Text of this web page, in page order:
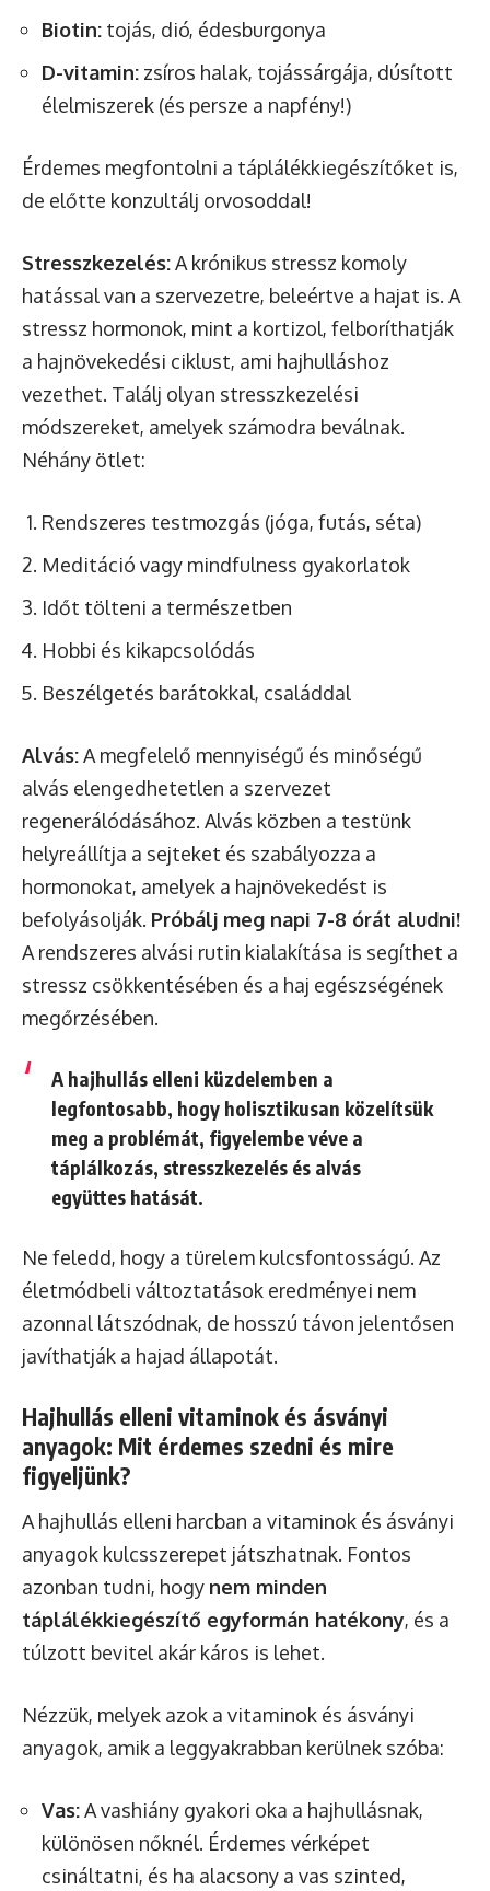
Biotin: tojás, dió, édesburgonya
D-vitamin: zsíros halak, tojássárgája, dúsított
élelmiszerek (és persze a napfény!)
Érdemes megfontolni a táplálékkiegészítőket is,
de előtte konzultálj orvosoddal!
Stresszkezelés:A krónikus stressz komoly
hatással van a szervezetre, beleértve a hajat is. A
stressz hormonok, mint a kortizol, felboríthatják
a hajnövekedési ciklust, ami hajhulláshoz
vezethet. Találj olyan stresszkezelési
módszereket, amelyek számodra beválnak.
Néhány ötlet:
Rendszeres testmozgás (jóga, futás, séta)
Meditáció vagy mindfulness gyakorlatok
Időt tölteni a természetben
Hobbi és kikapcsolódás
Beszélgetés barátokkal, családdal
Alvás:A megfelelő mennyiségű és minőségű
alvás elengedhetetlen a szervezet
regenerálódásához. Alvás közben a testünk
helyreállítja a sejteket és szabályozza a
hormonokat, amelyek a hajnövekedést is
befolyásolják. Próbálj meg napi 7-8 órát aludni!
A rendszeres alvási rutin kialakítása is segíthet a
stressz csökkentésében és a haj egészségének
megőrzésében.
A hajhullás elleni küzdelemben a
legfontosabb, hogy holisztikusan közelítsük
meg a problémát, figyelembe véve a
táplálkozás, stresszkezelés és alvás
együttes hatását.
Ne feledd, hogy a türelem kulcsfontosságú. Az
életmódbeli változtatások eredményei nem
azonnal látszódnak, de hosszú távon jelentősen
javíthatják a hajad állapotát.
Hajhullás elleni vitaminok és ásványi
anyagok: Mit érdemes szedni és mire
figyeljünk?
A hajhullás elleni harcban a vitaminok és ásványi
anyagok kulcsszerepet játszhatnak. Fontos
azonban tudni, hogy nem minden
táplálékkiegészítő egyformán hatékony, és a
túlzott bevitel akár káros is lehet.
Nézzük, melyek azok a vitaminok és ásványi
anyagok, amik a leggyakrabban kerülnek szóba:
Vas:A vashiány gyakori oka a hajhullásnak,
különösen nőknél. Érdemes vérképet
csináltatni, és ha alacsony a vas szinted,